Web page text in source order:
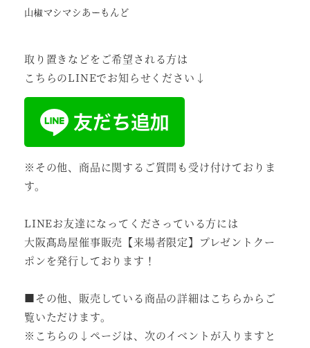
山椒マシマシあーもんど
取り置きなどをご希望される方は
こちらのLINEでお知らせください↓
※その他、商品に関するご質問も受け付けておりま
す。
LINEお友達になってくださっている方には
大阪髙島屋催事販売【来場者限定】プレゼントクー
ポンを発行しております！
■その他、販売している商品の詳細はこちらからご
覧いただけます。
※こちらの↓ページは、次のイベントが入りますと